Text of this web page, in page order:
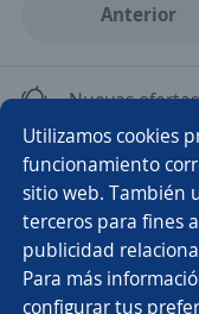
Utilizamos cookies
funcionamiento
sitio web. También
terceros para fines
publicidad
Para más
configurar tus
Anterior
Nuevas
Empleos similares
Promotor/a de salud
Auxiliar de enfermería